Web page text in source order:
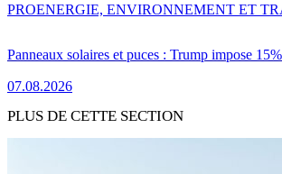
Panneaux solaires et puces : Trump impose
07.08.2026
PROENERGIE, ENVIRONNEMENT ET
PLUS DE CETTE SECTION